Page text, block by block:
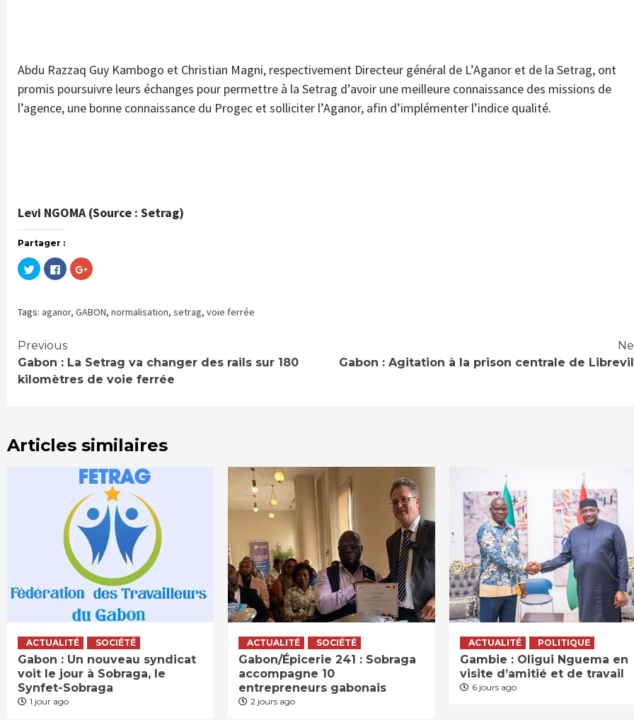
Abdu Razzaq Guy Kambogo et Christian Magni, respectivement Directeur général de L’Aganor et de la Setrag, ont
promis poursuivre leurs échanges pour permettre à la Setrag d’avoir une meilleure connaissance des missions de
l’agence, une bonne connaissance du Progec et solliciter l’Aganor, afin d’implémenter l’indice qualité.
Levi NGOMA (Source : Setrag)
Partager :
Cliquez
pour
partager
dans
une
Cliquez
pour
partager
dans
une
Cliquez
pour
(ouvre
dans
Tags: aganor, GABON, normalisation, setrag, voie ferrée
Continue
Reading
Previous
Gabon : La Setrag va changer des rails sur 180
kilomètres de voie ferrée
Gabon : Agitation à la prison centrale de
Articles similaires
ACTUALITÉ SOCIÉTÉ
Gabon : Un nouveau syndicat
voit le jour à Sobraga, le
Synfet-Sobraga
1 jour ago
ACTUALITÉ SOCIÉTÉ
Gabon/Épicerie 241 : Sobraga
accompagne 10
entrepreneurs gabonais
2 jours ago
ACTUALITÉ POLITIQUE
Gambie : Oligui Nguema en
visite d’amitié et de travail
6 jours ago